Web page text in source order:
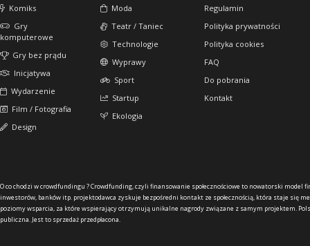
Komiks
Gry
komputerowe
Gry bez prądu
Inicjatywa
Wydarzenie
Film / Fotografia
Design
Moda
Teatr / Taniec
Technologie
Wyprawy
Sport
Startup
Ekologia
Regulamin
Polityka prywatności
Polityka cookies
FAQ
Do pobrania
Kontakt
O co chodzi w crowdfundingu ?Crowdfunding, czyli finansowanie społecznościowe to nowatorski model
inwestorów, banków itp. projektodawca zyskuje bezpośredni kontakt ze społecznością, która staje się
poziomy wsparcia, za które wspierający otrzymują unikalne nagrody związane z samym projektem.
publiczna. Jest to sprzedaż przedpłacona.